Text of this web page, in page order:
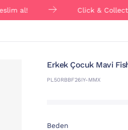
Click & Collect ile
Erkek Çocuk Mavi
PL50RBBF26IY-MMX
Beden